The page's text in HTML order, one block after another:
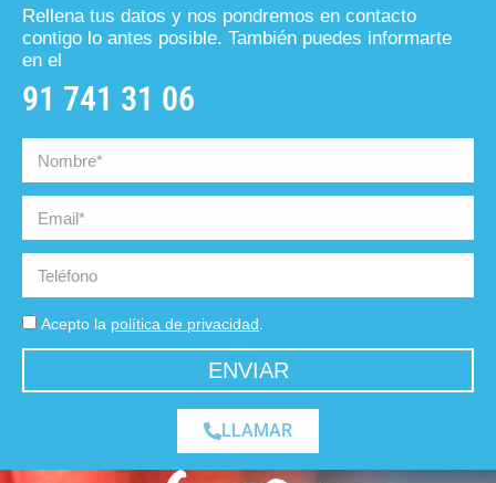
Rellena tus datos y nos pondremos en contacto
contigo lo antes posible. También puedes informarte
en el
91 741 31 06
Acepto la política de privacidad.
ENVIAR
LLAMAR